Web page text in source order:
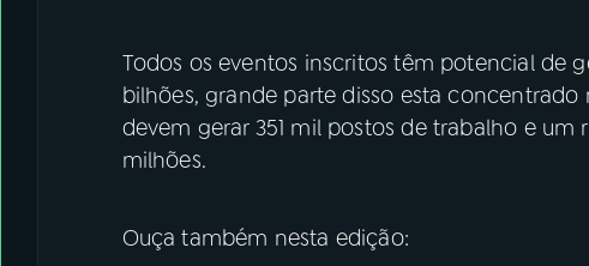
Todos os eventos inscritos têm potencial de
bilhões, grande parte disso esta concentrado
devem gerar 351 mil postos de trabalho e um
milhões.
Ouça também nesta edição: